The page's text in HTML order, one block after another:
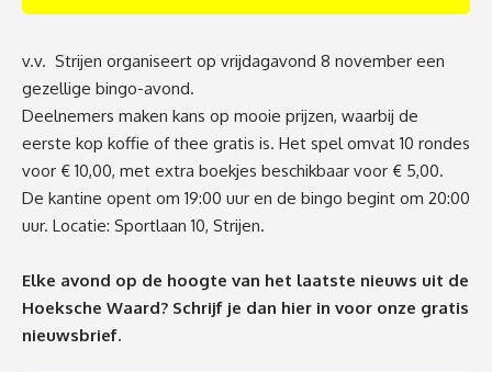
v.v. Strijen organiseert op vrijdagavond 8 november een
gezellige bingo-avond.
Deelnemers maken kans op mooie prijzen, waarbij de
eerste kop koffie of thee gratis is. Het spel omvat 10 rondes
voor € 10,00, met extra boekjes beschikbaar voor € 5,00.
De kantine opent om 19:00 uur en de bingo begint om 20:00
uur. Locatie: Sportlaan 10, Strijen.
Elke avond op de hoogte van het laatste nieuws uit de
Hoeksche Waard? Schrijf je dan hier in voor onze gratis
nieuwsbrief.